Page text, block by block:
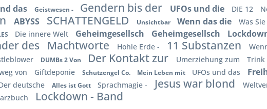
das Geistwesen - Gendern bis der UFOs und die DIE 12
ABYSS SCHATTENGELD Unsichtbar Wenn das die Was
Die innere Welt Geheimgesellsch Geheimgesellsch
des Machtworte Hohle Erde - 11 Substanzen
DUMBs 2 Von Der Kontakt zur Umerziehung zum Trink
von Giftdeponie Schutzengel Co. Mein Leben mit UFOs und das
deutsche Alles ist Gott Sprachmagie - Jesus war blond
Lockdown - Band